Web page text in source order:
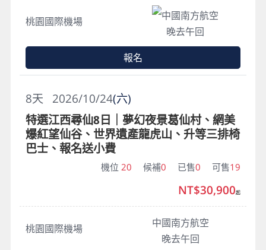
桃園國際機場
中國南方航空
晚去午回
報名
2026/10/24(六)
8天
特選江西尋仙8日｜夢幻夜景葛仙村、網美
爆紅望仙谷、世界遺產龍虎山、升等三排椅
巴士、報名送小費
機位 20 候補0 已售0 可售19
桃園國際機場
中國南方航空
晚去午回
NT$30,900起